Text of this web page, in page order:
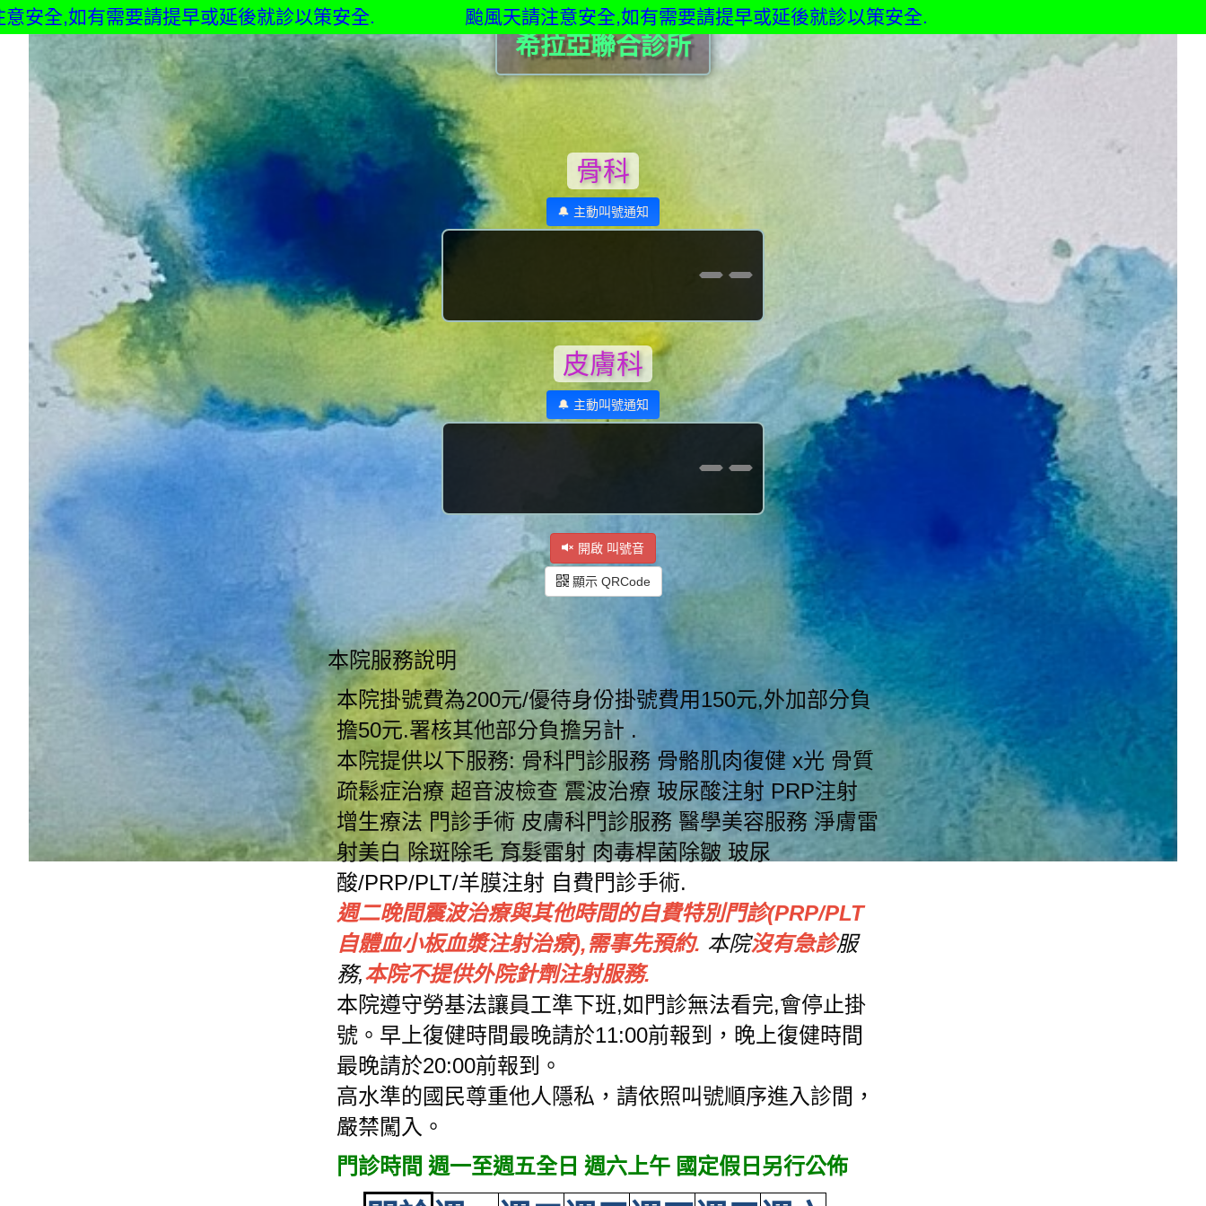
全,如有需要請提早或延後就診以策安全. 颱風天請注意安全,如有需要請提早或延後就診以策安全.
希拉亞聯合診所
骨科
🔔 主動叫號通知
--
皮膚科
🔔 主動叫號通知
--
開啟 叫號音
顯示 QRCode
本院服務說明
本院掛號費為200元/優待身份掛號費用150元,外加部分負
擔50元.署核其他部分負擔另計 .
本院提供以下服務: 骨科門診服務 骨骼肌肉復健 x光 骨質
疏鬆症治療 超音波檢查 震波治療 玻尿酸注射 PRP注射
增生療法 門診手術 皮膚科門診服務 醫學美容服務 淨膚雷
射美白 除斑除毛 育髮雷射 肉毒桿菌除皺 玻尿
酸/PRP/PLT/羊膜注射 自費門診手術.
週二晚間震波治療與其他時間的自費特別門診(PRP/PLT
自體血小板血漿注射治療),需事先預約. 本院沒有急診服
務,本院不提供外院針劑注射服務.
本院遵守勞基法讓員工準下班,如門診無法看完,會停止掛
號。早上復健時間最晚請於11:00前報到，晚上復健時間
最晚請於20:00前報到。
高水準的國民尊重他人隱私，請依照叫號順序進入診間，
嚴禁闖入。
門診時間 週一至週五全日 週六上午 國定假日另行公佈